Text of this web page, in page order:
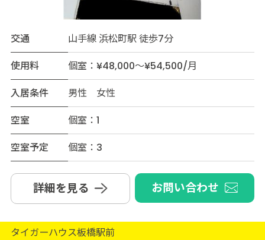
交通
山手線 浜松町駅 徒歩7分
使用料
個室：¥48,000～¥54,500/月
入居条件
男性 女性
空室
個室：1
空室予定
個室：3
詳細を見る お問い合わせ
タイガーハウス板橋駅前